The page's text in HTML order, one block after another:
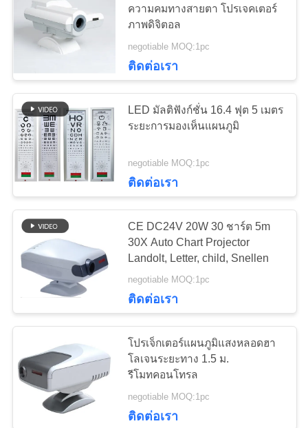
เรา
ทัวร์
โรงงาน
ควบคุม
คุณภาพ
ติดต่อ
ใบ
เสนอ
ของแสง
ชุดเลนส์ทดลองทัศน
มาตรศาสตร์
12
ทัศนมาตรโพธิ
15
ความคมทางสายตา โปรเจคเตอร์
ภาพดิจิตอล
negotiable MOQ:1pc
ติดต่อเรา
LED มัลติฟังก์ชั่น 16.4 ฟุต 5 เมตร
ระยะการมองเห็นแผนภูมิ
negotiable MOQ:1pc
ติดต่อเรา
CE DC24V 20W 30 ชาร์ต 5m
30X Auto Chart Projector
Landolt, Letter, child, Snellen
negotiable MOQ:1pc
ติดต่อเรา
โปรเจ็กเตอร์แผนภูมิแสงหลอดฮา
โลเจนระยะทาง 1.5 ม.
รีโมทคอนโทรล
negotiable MOQ:1pc
ติดต่อเรา